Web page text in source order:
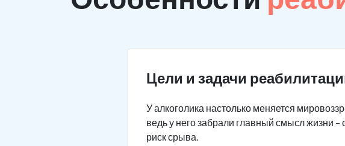
Цели и задачи
У алкоголика настолько меняется
ведь у него забрали главный смысл жизни
риск срыва.